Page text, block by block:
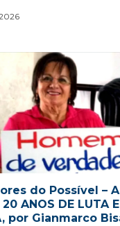
do Possível – A
20 ANOS DE LUTA E
por Gianmarco